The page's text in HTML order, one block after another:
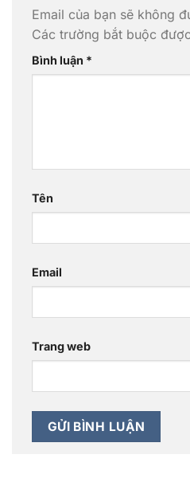
Email của bạn sẽ không
Các trường bắt buộc
Bình luận *
Tên
Email
Trang web